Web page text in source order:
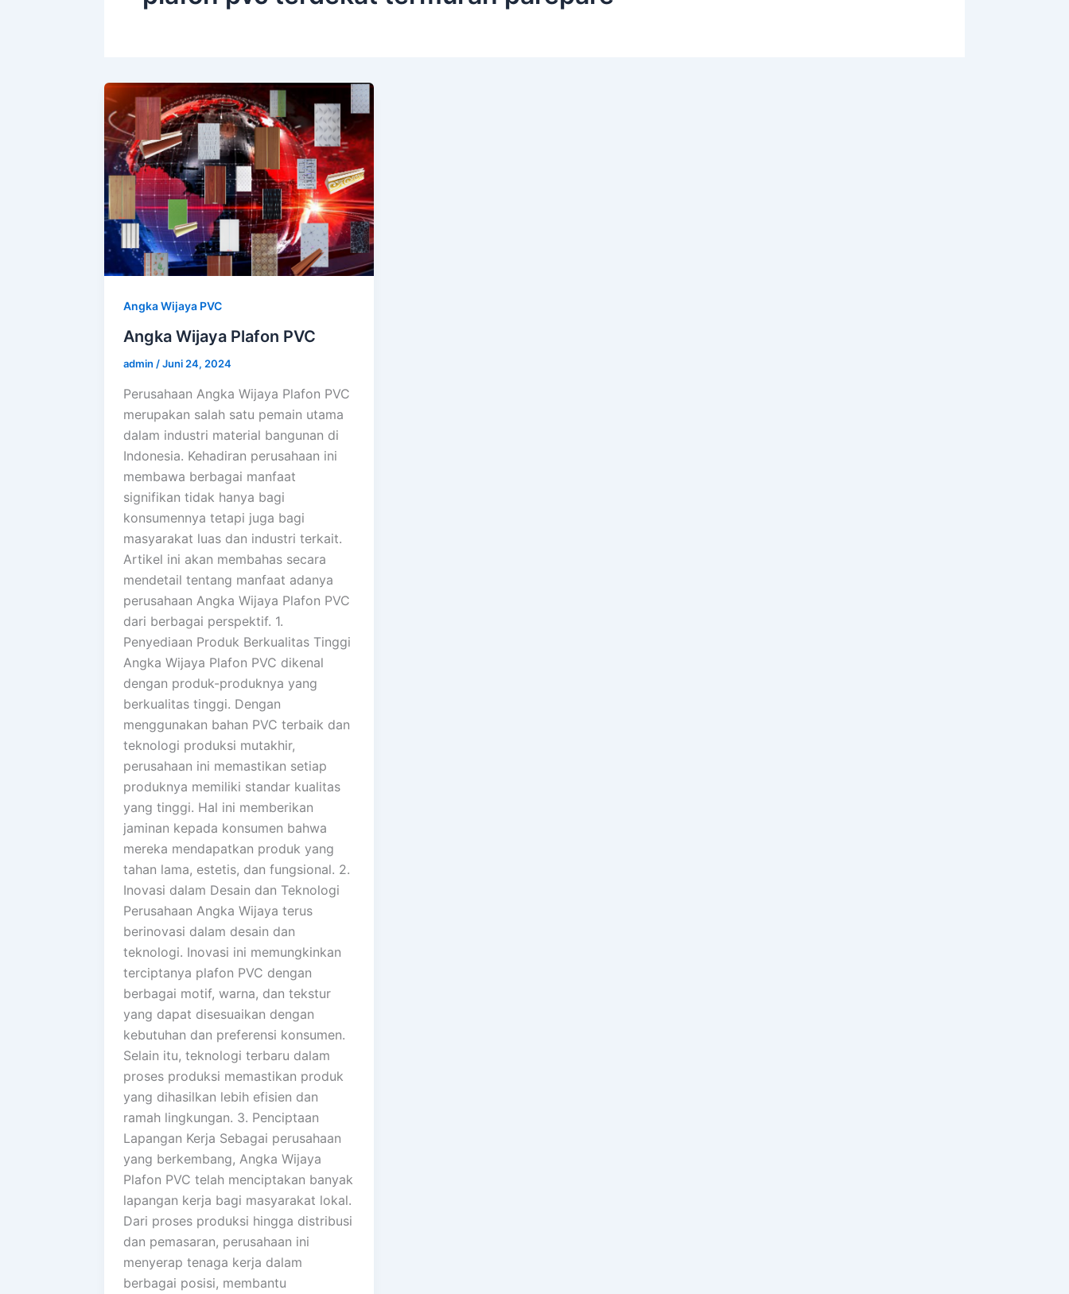
Angka Wijaya PVC
Angka Wijaya Plafon PVC
admin /Juni 24, 2024
Perusahaan Angka Wijaya Plafon PVC
merupakan salah satu pemain utama
dalam industri material bangunan di
Indonesia. Kehadiran perusahaan ini
membawa berbagai manfaat
signifikan tidak hanya bagi
konsumennya tetapi juga bagi
masyarakat luas dan industri terkait.
Artikel ini akan membahas secara
mendetail tentang manfaat adanya
perusahaan Angka Wijaya Plafon PVC
dari berbagai perspektif. 1.
Penyediaan Produk Berkualitas Tinggi
Angka Wijaya Plafon PVC dikenal
dengan produk-produknya yang
berkualitas tinggi. Dengan
menggunakan bahan PVC terbaik dan
teknologi produksi mutakhir,
perusahaan ini memastikan setiap
produknya memiliki standar kualitas
yang tinggi. Hal ini memberikan
jaminan kepada konsumen bahwa
mereka mendapatkan produk yang
tahan lama, estetis, dan fungsional. 2.
Inovasi dalam Desain dan Teknologi
Perusahaan Angka Wijaya terus
berinovasi dalam desain dan
teknologi. Inovasi ini memungkinkan
terciptanya plafon PVC dengan
berbagai motif, warna, dan tekstur
yang dapat disesuaikan dengan
kebutuhan dan preferensi konsumen.
Selain itu, teknologi terbaru dalam
proses produksi memastikan produk
yang dihasilkan lebih efisien dan
ramah lingkungan. 3. Penciptaan
Lapangan Kerja Sebagai perusahaan
yang berkembang, Angka Wijaya
Plafon PVC telah menciptakan banyak
lapangan kerja bagi masyarakat lokal.
Dari proses produksi hingga distribusi
dan pemasaran, perusahaan ini
menyerap tenaga kerja dalam
berbagai posisi, membantu